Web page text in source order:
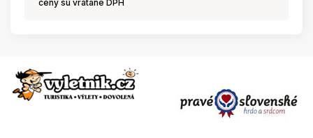
ceny sú vrátane DPH